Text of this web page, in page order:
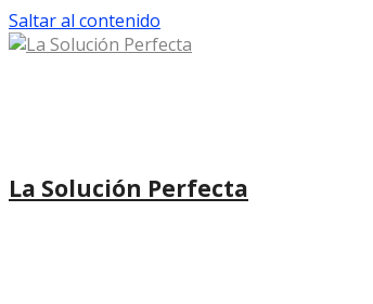
Saltar al contenido
La Solución Perfecta